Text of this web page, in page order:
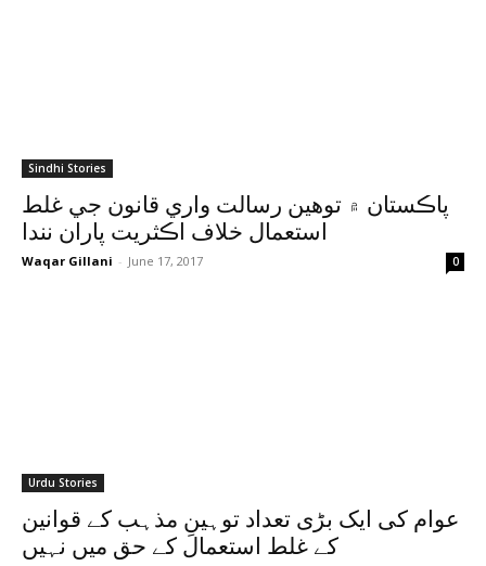
Sindhi Stories
پاڪستان ۾ توهين رسالت واري قانون جي غلط
استعمال خلاف اڪثريت پاران نندا
Waqar Gillani - June 17, 2017 0
Urdu Stories
عوام کی ایک بڑی تعداد توہینِ مذہب کے قوانین
کے غلط استعمال کے حق میں نہیں